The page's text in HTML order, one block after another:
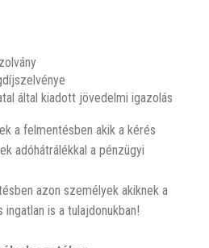
által kiadott jövedelmi igazolás
a felmentésben akik a kérés
adóhátrálékkal a pénzügyi
azon személyek akiknek a
is a tulajdonukban!